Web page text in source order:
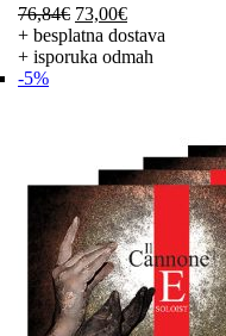
76,84€ Izvorna
cijena
bila
73,00€Trenutna
cijena
je:
+ besplatna dostava
+ isporuka odmah
-5%